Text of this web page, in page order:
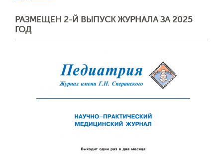
РАЗМЕЩЕН 2-Й ВЫПУСК ЖУРНАЛА ЗА 2025
ГОД